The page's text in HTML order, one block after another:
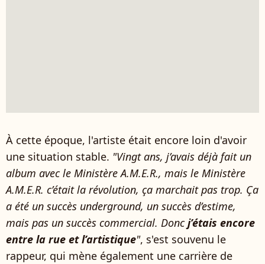
À cette époque, l'artiste était encore loin d'avoir
une situation stable. "Vingt ans, j’avais déjà fait un
album avec le Ministère A.M.E.R., mais le Ministère
A.M.E.R. c’était la révolution, ça marchait pas trop. Ça
a été un succès underground, un succès d’estime,
mais pas un succès commercial. Doncj’étais encore
entre la rue et l’artistique", s'est souvenu le
rappeur, qui mène également une carrière de